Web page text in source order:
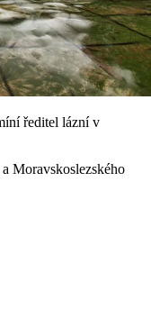
ředitel lázní v
Moravskoslezského